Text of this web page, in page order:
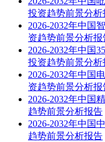
投资趋势前景分析
2026-2032年中国
资趋势前景分析报
2026-2032年中国
投资趋势前景分析
2026-2032年中国
资趋势前景分析报
2026-2032年中国
趋势前景分析报告
2026-2032年中国
趋势前景分析报告